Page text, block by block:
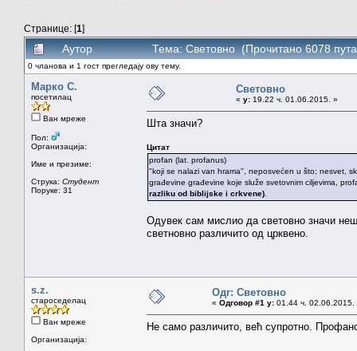
Странице: [1]
Аутор Тема: Световно (Прочитано 6078
0 чланова и 1 гост прегледају ову тему.
Марко С.
посетилац
Ван мреже
Пол:
Организација:
Име и презиме:
Струка: Студент
Поруке: 31
Световно
« у: 19.22 ч. 01.06.2015. »
Шта значи?
Цитат
profan (lat. profanus)
"koji se nalazi van hrama", neposvećen u što; nesvet,
građevine građevine koje služe svetovnim ciljevima,
razliku od biblijske i crkvene)
Одувек сам мислио да световно значи
светновно различито од црквено.
s.z.
староседелац
Ван мреже
Организација:
Одг: Световно
« Одговор #1 у: 01.44 ч. 02.06.2015.
Не само различито, већ супротно.